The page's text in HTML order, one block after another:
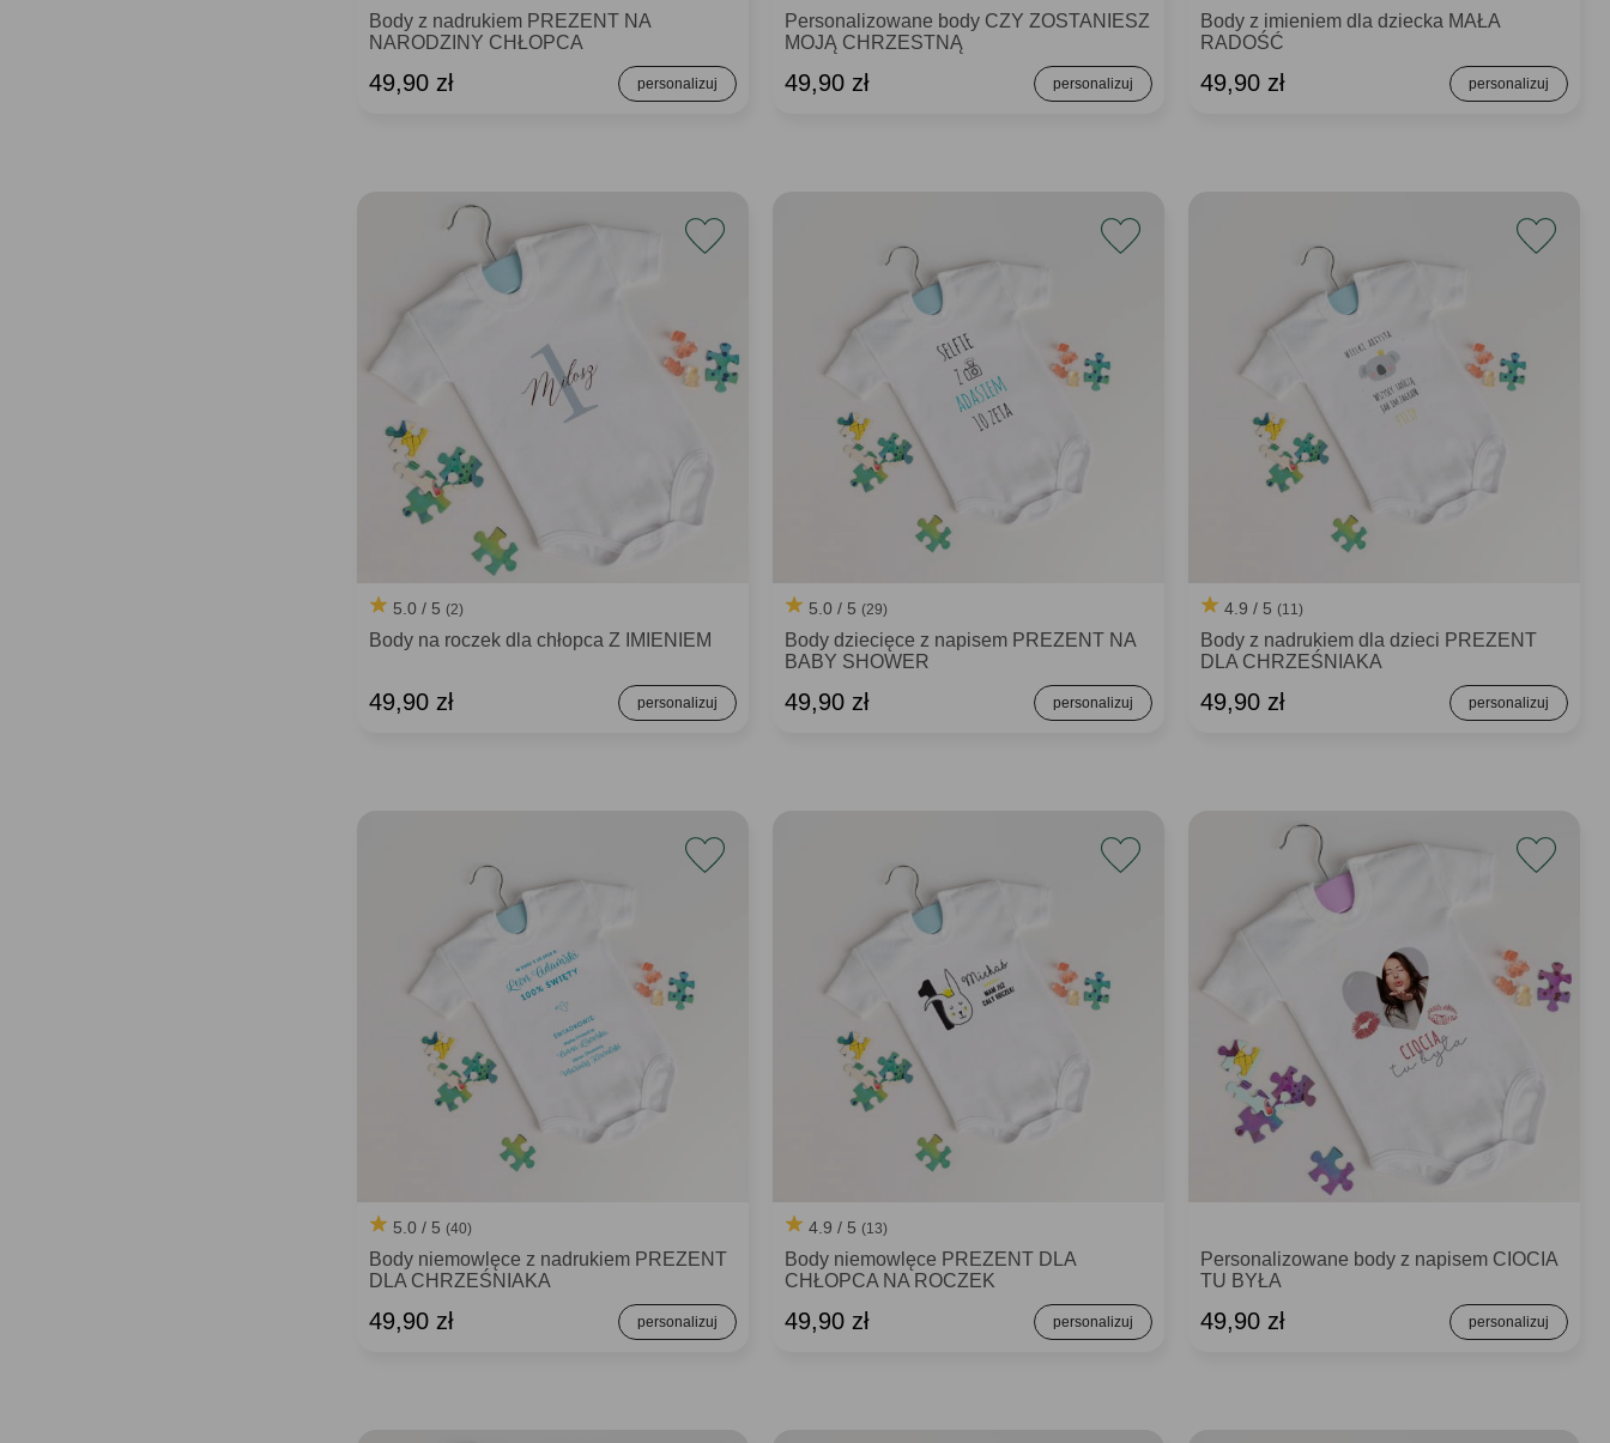
Body z nadrukiem PREZENT NA
NARODZINY CHŁOPCA
49,90 zł
Personalizowane body CZY ZOSTANIESZ
MOJĄ CHRZESTNĄ
49,90 zł
Body z imieniem dla dziecka MAŁA
RADOŚĆ
49,90 zł
5.0 / 5(2)
Body na roczek dla chłopca Z IMIENIEM
49,90 zł
5.0 / 5 (29)
Body dziecięce z napisem PREZENT NA
BABY SHOWER
49,90 zł
4.9 / 5 (11)
Body z nadrukiem dla dzieci PREZENT
DLA CHRZEŚNIAKA
49,90 zł
5.0 / 5(40)
Body niemowlęce z nadrukiem PREZENT
DLA CHRZEŚNIAKA
49,90 zł
4.9 / 5 (13)
Body niemowlęce PREZENT DLA
CHŁOPCA NA ROCZEK
49,90 zł
Personalizowane body z napisem CIOCIA
TU BYŁA
49,90 zł